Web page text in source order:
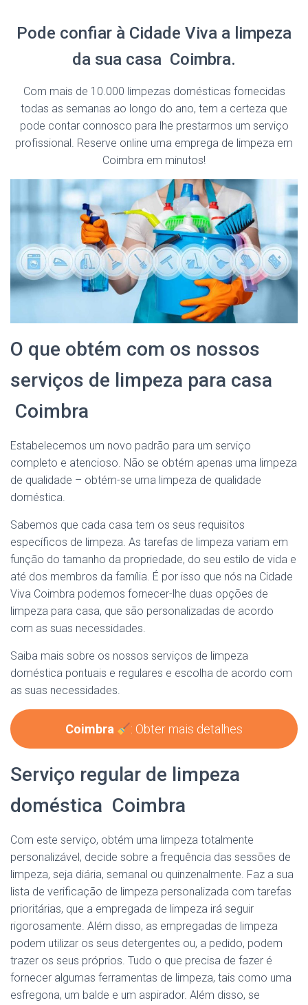
Pode confiar à Cidade Viva a limpeza
da sua casa Coimbra.
Com mais de 10.000 limpezas domésticas fornecidas
todas as semanas ao longo do ano, tem a certeza que
pode contar connosco para lhe prestarmos um serviço
profissional. Reserve online uma emprega de limpeza em
Coimbra em minutos!
O que obtém com os nossos
serviços de limpeza para casa
Coimbra
Estabelecemos um novo padrão para um serviço
completo e atencioso. Não se obtém apenas uma limpeza
de qualidade – obtém-se uma limpeza de qualidade
doméstica.
Sabemos que cada casa tem os seus requisitos
específicos de limpeza. As tarefas de limpeza variam em
função do tamanho da propriedade, do seu estilo de vida e
até dos membros da família. É por isso que nós na Cidade
Viva Coimbra podemos fornecer-lhe duas opções de
limpeza para casa, que são personalizadas de acordo
com as suas necessidades.
Saiba mais sobre os nossos serviços de limpeza
doméstica pontuais e regulares e escolha de acordo com
as suas necessidades.
Coimbra : Obter mais detalhes
Serviço regular de limpeza
doméstica Coimbra
Com este serviço, obtém uma limpeza totalmente
personalizável, decide sobre a frequência das sessões de
limpeza, seja diária, semanal ou quinzenalmente. Faz a sua
lista de verificação de limpeza personalizada com tarefas
prioritárias, que a empregada de limpeza irá seguir
rigorosamente. Além disso, as empregadas de limpeza
podem utilizar os seus detergentes ou, a pedido, podem
trazer os seus próprios. Tudo o que precisa de fazer é
fornecer algumas ferramentas de limpeza, tais como uma
esfregona, um balde e um aspirador. Além disso, se